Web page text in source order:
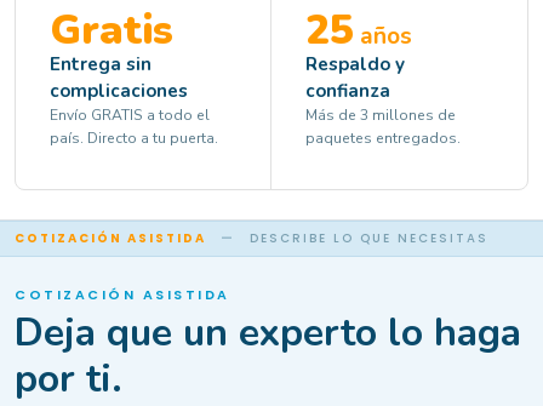
Gratis
Entrega sin
complicaciones
Envío GRATIS a todo el
país. Directo a tu puerta.
25 años
Respaldo y
confianza
Más de 3 millones de
paquetes entregados.
COTIZACIÓN ASISTIDA — DESCRIBE LO QUE NECESITAS
COTIZACIÓN ASISTIDA
Deja que un experto lo haga
por ti.